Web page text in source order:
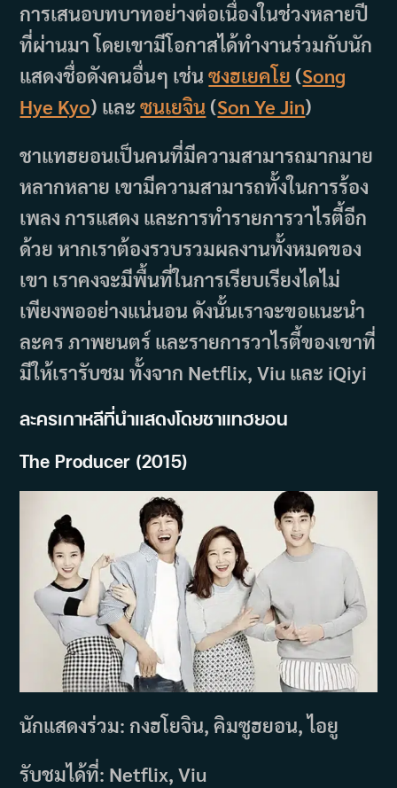
การเสนอบทบาทอย่างต่อเนื่องในช่วงหลายปี
ที่ผ่านมา โดยเขามีโอกาสได้ทำงานร่วมกับนัก
แสดงชื่อดังคนอื่นๆ เช่นซงฮเยคโย (Song
Hye Kyo) และซนเยจิน (Son Ye Jin)
ชาแทฮยอนเป็นคนที่มีความสามารถมากมาย
หลากหลาย เขามีความสามารถทั้งในการร้อง
เพลง การแสดง และการทำรายการวาไรตี้อีก
ด้วย หากเราต้องรวบรวมผลงานทั้งหมดของ
เขา เราคงจะมีพื้นที่ในการเรียบเรียงไดไม่
เพียงพออย่างแน่นอน ดังนั้นเราจะขอแนะนำ
ละคร ภาพยนตร์ และรายการวาไรตี้ของเขาที่
มีให้เรารับชม ทั้งจาก Netflix, Viu และ iQiyi
ละครเกาหลีที่นำแสดงโดยชาแทฮยอน
The Producer (2015)
นักแสดงร่วม: กงฮโยจิน, คิมซูฮยอน, ไอยู
รับชมได้ที่: Netflix, Viu